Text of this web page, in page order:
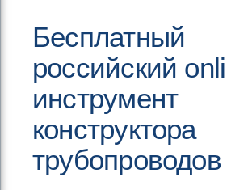
Бесплатный
российский
инструмент
конструктора
трубопроводов